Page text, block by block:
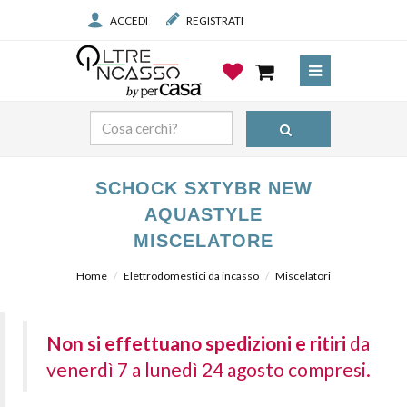
ACCEDI REGISTRATI
SCHOCK SXTYBR NEW
AQUASTYLE
MISCELATORE
Home Elettrodomestici da incasso Miscelatori
Non si effettuano spedizioni e ritiri da
venerdì 7 a lunedì 24 agosto compresi.